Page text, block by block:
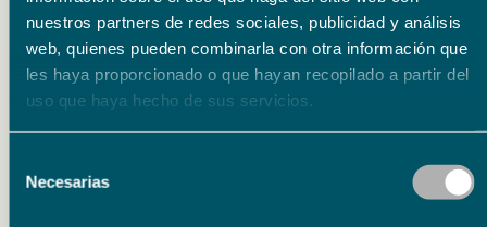
nuestros partners de redes sociales, publicidad y análisis
web, quienes pueden combinarla con otra información que
les haya proporcionado o que hayan recopilado a partir del
uso que haya hecho de sus servicios.
Necesarias
Intercambio cultural,Sala Fundación
Unicaja María Cristina